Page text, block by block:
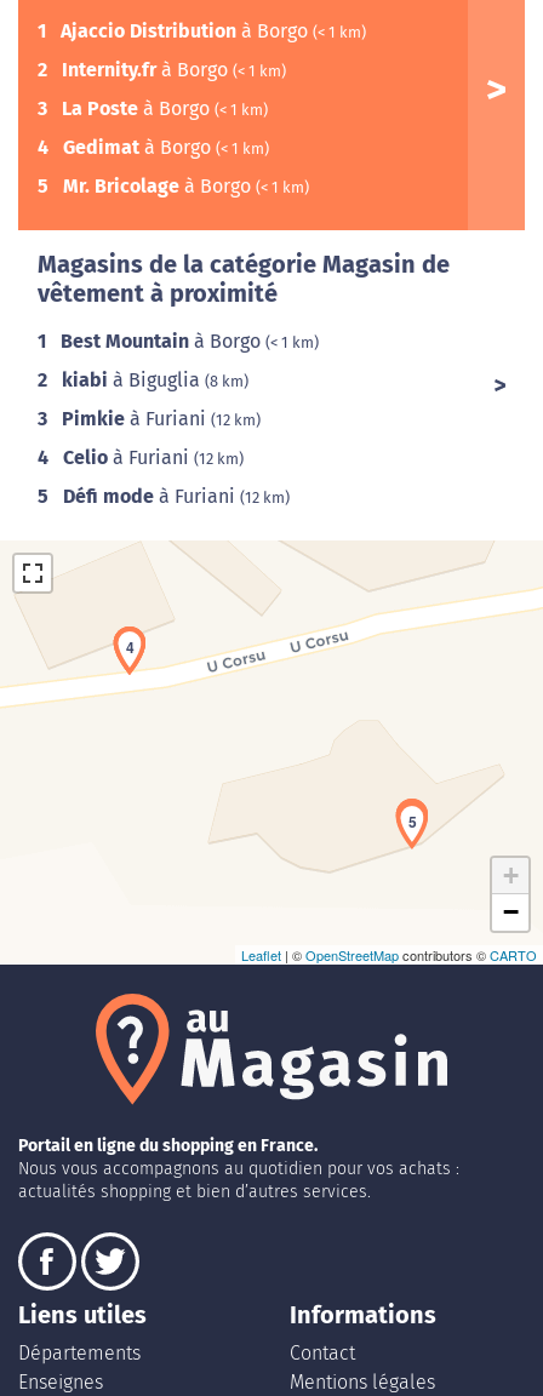
1 Ajaccio Distribution à Borgo (< 1 km)
2 Internity.frà Borgo (< 1 km)
3 La Poste à Borgo (< 1 km)
4 Gedimat à Borgo (< 1 km)
5 Mr. Bricolage à Borgo (< 1 km)
Magasins de la catégorie Magasin de
vêtement à proximité
1 Best Mountain à Borgo (< 1 km)
2 kiabi à Biguglia (8 km)
3 Pimkie à Furiani (12 km)
4 Celio à Furiani (12 km)
5 Défi mode à Furiani (12 km)
Chargement de la carte en cours...
1
2
3
4
5
+
−
Leaflet | ©OpenStreetMapcontributors ©CARTO
Portail en ligne du shopping en France.
Nous vous accompagnons au quotidien pour vos achats :
actualités shopping et bien d’autres services.
Liens utiles
Départements
Enseignes
Informations
Contact
Mentions légales